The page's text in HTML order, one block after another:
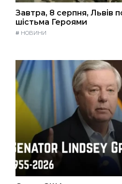
Завтра, 8 серпня, Львів
шістьма Героями
# НОВИНИ